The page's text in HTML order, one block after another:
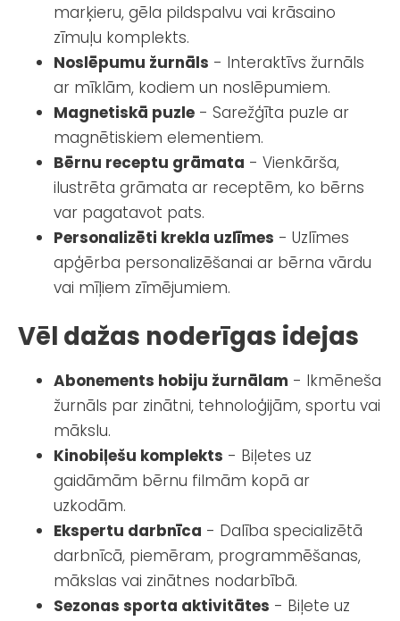
marķieru, gēla pildspalvu vai krāsaino
zīmuļu komplekts.
Noslēpumu žurnāls - Interaktīvs žurnāls
ar mīklām, kodiem un noslēpumiem.
Magnetiskā puzle - Sarežģīta puzle ar
magnētiskiem elementiem.
Bērnu receptu grāmata - Vienkārša,
ilustrēta grāmata ar receptēm, ko bērns
var pagatavot pats.
Personalizēti krekla uzlīmes - Uzlīmes
apģērba personalizēšanai ar bērna vārdu
vai mīļiem zīmējumiem.
Vēl dažas noderīgas idejas
Abonements hobiju žurnālam - Ikmēneša
žurnāls par zinātni, tehnoloģijām, sportu vai
mākslu.
Kinobiļešu komplekts - Biļetes uz
gaidāmām bērnu filmām kopā ar
uzkodām.
Ekspertu darbnīca - Dalība specializētā
darbnīcā, piemēram, programmēšanas,
mākslas vai zinātnes nodarbībā.
Sezonas sporta aktivitātes - Biļete uz